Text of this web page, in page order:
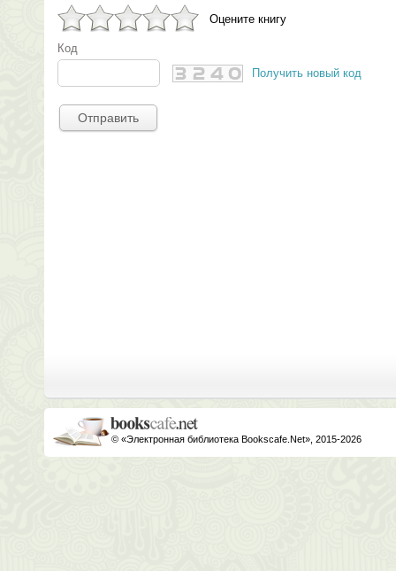
Оцените книгу
Код
Получить новый код
Отправить
© «Электронная библиотека Bookscafe.Net», 2015-2026